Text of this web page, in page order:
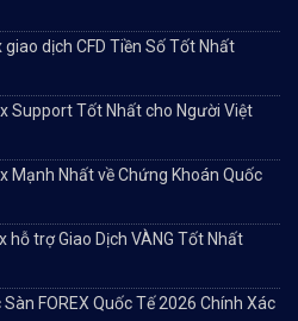
dịch CFD Tiền Số Tốt Nhất
Support Tốt Nhất cho Người Việt
Mạnh Nhất về Chứng Khoán Quốc
hỗ trợ Giao Dịch VÀNG Tốt Nhất
FOREX Quốc Tế 2026 Chính Xác